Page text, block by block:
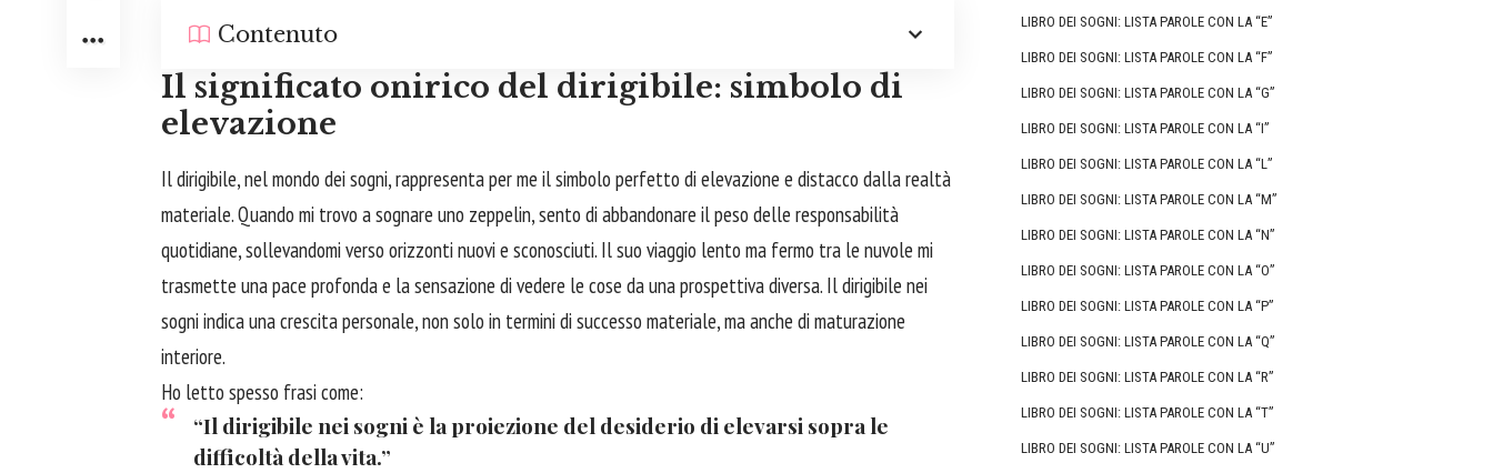
Contenuto
Il significato onirico del dirigibile: simbolo di
elevazione
Il dirigibile, nel mondo dei sogni, rappresenta per me il simbolo perfetto di elevazione e distacco dalla realtà
materiale. Quando mi trovo a sognare uno zeppelin, sento diabbandonare il peso delle responsabilità
quotidiane, sollevandomi verso orizzonti nuovi e sconosciuti. Il suo viaggio lento ma fermo tra le nuvole mi
trasmette una pace profonda e la sensazione di vedere le cose da una prospettiva diversa. Il dirigibile nei
sogni indica una crescita personale, non solo in termini di successo materiale, ma anche di maturazione
interiore.
Ho letto spesso frasi come:
“Il dirigibile nei sogni è la proiezione del desiderio di elevarsi sopra le
difficoltà della vita.”
LIBRO DEI SOGNI: LISTA PAROLE CON LA “E”
LIBRO DEI SOGNI: LISTA PAROLE CON LA “F”
LIBRO DEI SOGNI: LISTA PAROLE CON LA “G”
LIBRO DEI SOGNI: LISTA PAROLE CON LA “I”
LIBRO DEI SOGNI: LISTA PAROLE CON LA “L”
LIBRO DEI SOGNI: LISTA PAROLE CON LA “M”
LIBRO DEI SOGNI: LISTA PAROLE CON LA “N”
LIBRO DEI SOGNI: LISTA PAROLE CON LA “O”
LIBRO DEI SOGNI: LISTA PAROLE CON LA “P”
LIBRO DEI SOGNI: LISTA PAROLE CON LA “Q”
LIBRO DEI SOGNI: LISTA PAROLE CON LA “R”
LIBRO DEI SOGNI: LISTA PAROLE CON LA “T”
LIBRO DEI SOGNI: LISTA PAROLE CON LA “U”